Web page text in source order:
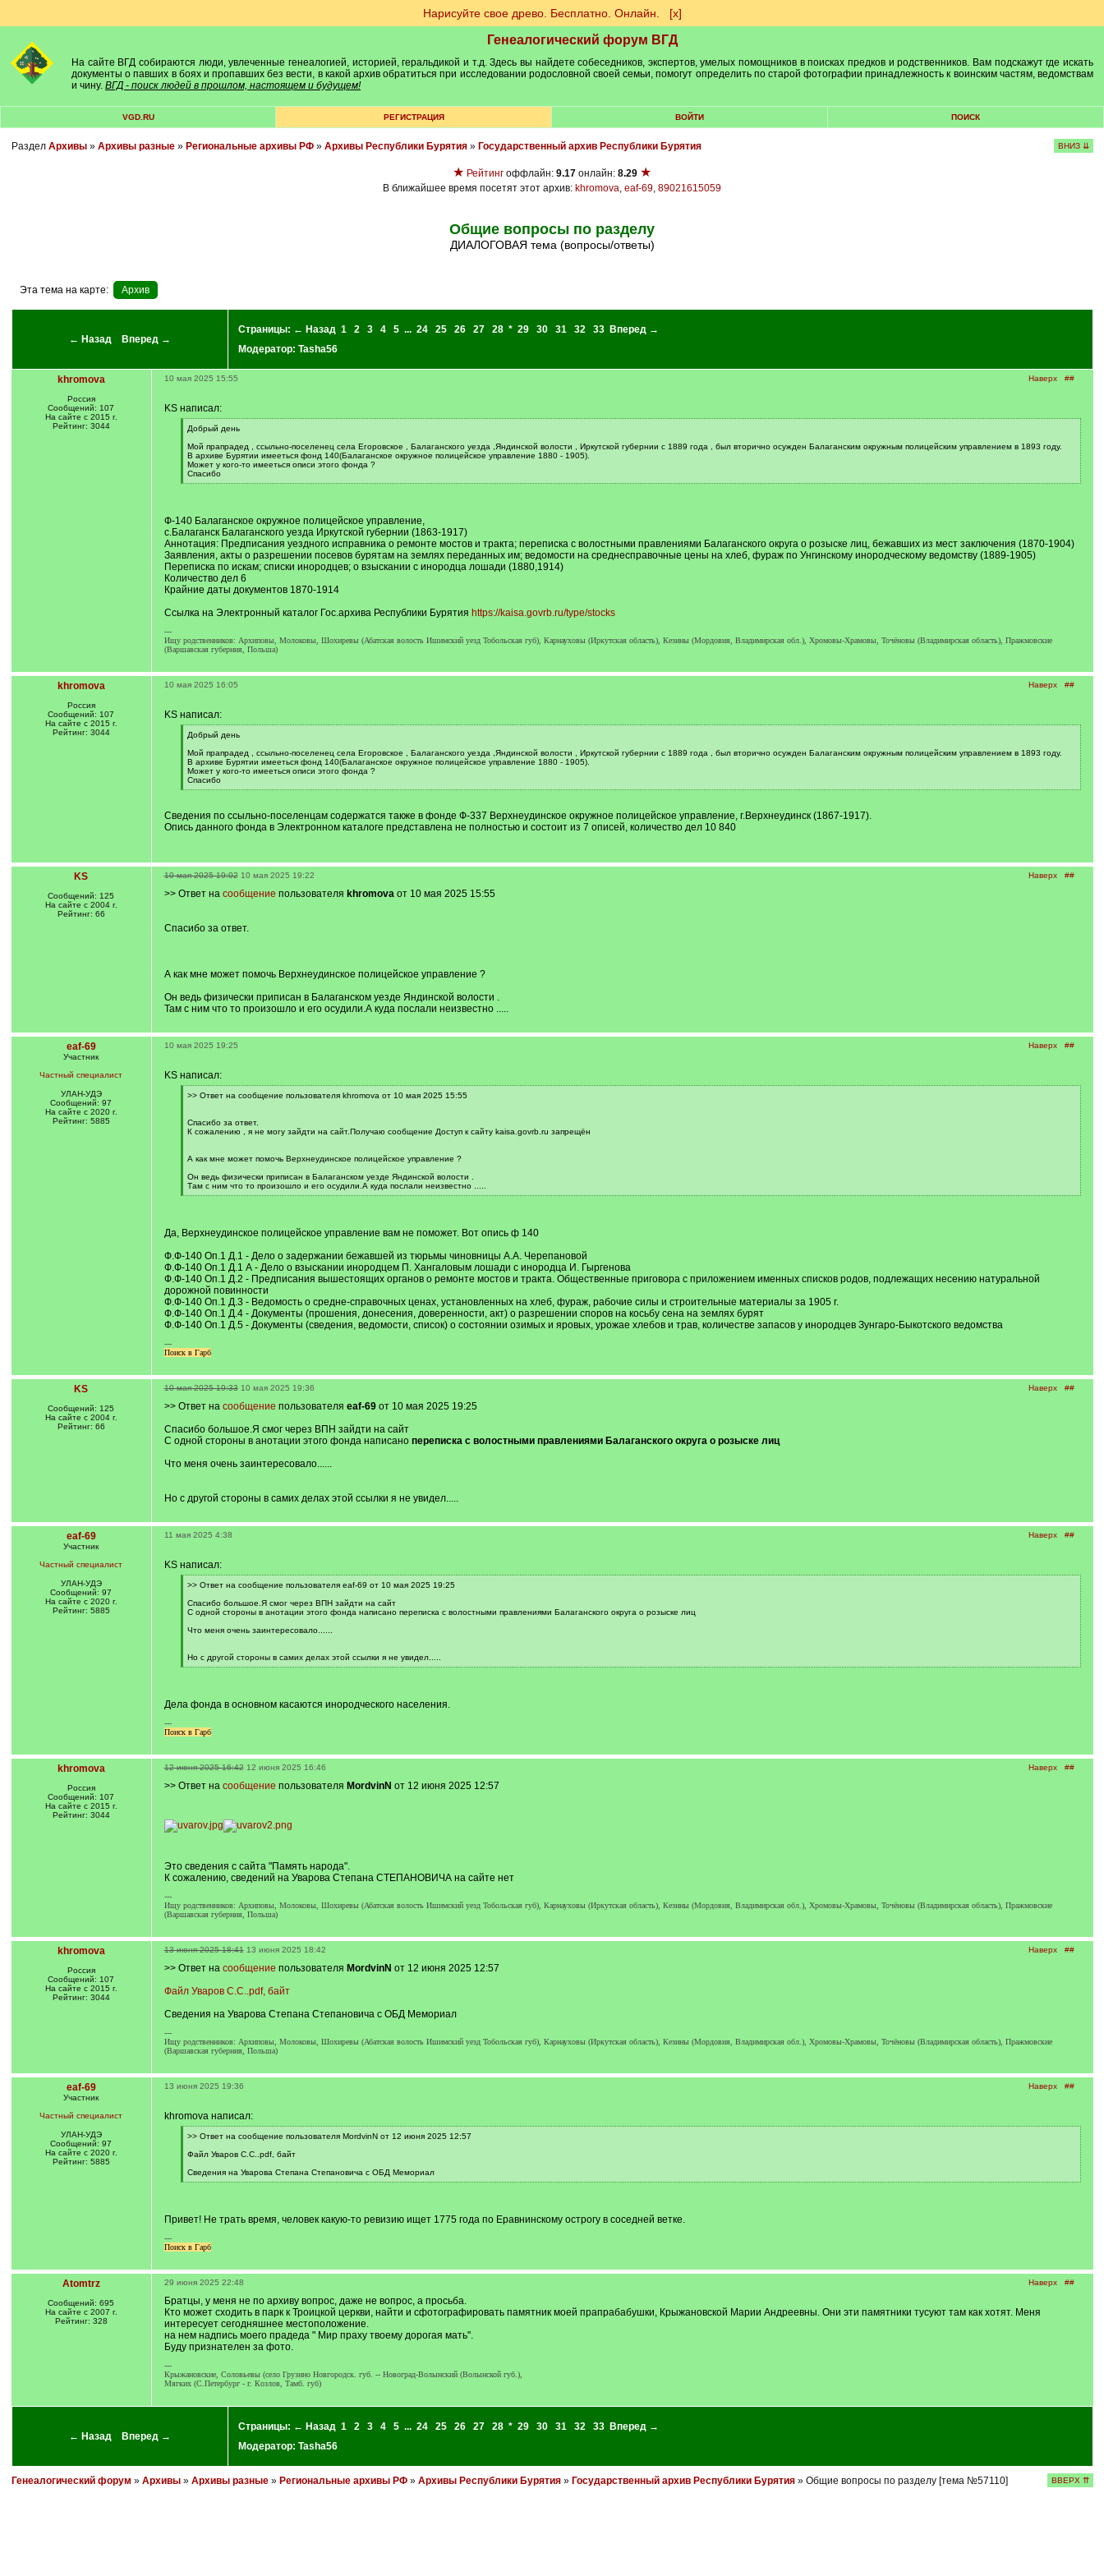
Нарисуйте свое древо. Бесплатно. Онлайн. [х]
Генеалогический форум ВГД
На сайте ВГД собираются люди, увлеченные генеалогией, историей, геральдикой и т.д. Здесь вы найдете собеседников, экспертов, умелых помощников в поисках предков и родственников. Вам подскажут где искать
документы о павших в боях и пропавших без вести, в какой архив обратиться при исследовании родословной своей семьи, помогут определить по старой фотографии принадлежность к воинским частям, ведомствам
и чину. ВГД - поиск людей в прошлом, настоящем и будущем!
VGD.RU РЕГИСТРАЦИЯ ВОЙТИ ПОИСК
Раздел Архивы» Архивы разные» Региональные архивы РФ» Архивы Республики Бурятия» Государственный архив Республики Бурятия ВНИЗ ⇊
★ Рейтинг оффлайн: 9.17 онлайн: 8.29 ★
В ближайшее время посетят этот архив: khromova, eaf-69, 89021615059
Общие вопросы по разделу
ДИАЛОГОВАЯ тема (вопросы/ответы)
Эта тема на карте: Архив
← Назад Вперед →
Страницы: ← Назад 1 2 3 4 5 ... 24 25 26 27 28 * 29 30 31 32 33
Вперед →
Модератор: Tasha56
khromova
Россия
Сообщений: 107
На сайте с 2015 г.
Рейтинг: 3044
Наверх ##
10 мая 2025 15:55
KS написал:
[
]
Добрый день
Мой прапрадед , ссыльно-поселенец села Егоровское , Балаганского уезда ,Яндинской волости , Иркутской губернии с 1889 года , был вторично осужден Балаганским окружным полицейским управлением в 1893 году.
В архиве Бурятии имееться фонд 140(Балаганское окружное полицейское управление 1880 - 1905).
Может у кого-то имееться описи этого фонда ?
Спасибо
[
Ф-140 Балаганское окружное полицейское управление,
с.Балаганск Балаганского уезда Иркутской губернии (1863-1917)
Аннотация: Предписания уездного исправника о ремонте мостов и тракта; переписка с волостными правлениями Балаганского округа о розыске лиц, бежавших из мест заключения (1870-1904)
Заявления, акты о разрешении посевов бурятам на землях переданных им; ведомости на среднесправочные цены на хлеб, фураж по Унгинскому инородческому ведомству (1889-1905)
Переписка по искам; списки инородцев; о взыскании с инородца лошади (1880,1914)
Количество дел 6
Крайние даты документов 1870-1914
Ссылка на Электронный каталог Гос.архива Республики Бурятия https://kaisa.govrb.ru/type/stocks
---
Ищу родственников: Архиповы, Молоковы, Шохиревы (Абатская волость Ишимский уезд Тобольская губ), Карнауховы (Иркутская область), Кезины (Мордовия, Владимирская обл.), Хромовы-Храмовы, Точёновы (Владимирская область), Пражмовские
(Варшавская губерния, Польша)
khromova
Россия
Сообщений: 107
На сайте с 2015 г.
Рейтинг: 3044
Наверх ##
10 мая 2025 16:05
KS написал:
[
]
Добрый день
Мой прапрадед , ссыльно-поселенец села Егоровское , Балаганского уезда ,Яндинской волости , Иркутской губернии с 1889 года , был вторично осужден Балаганским окружным полицейским управлением в 1893 году.
В архиве Бурятии имееться фонд 140(Балаганское окружное полицейское управление 1880 - 1905).
Может у кого-то имееться описи этого фонда ?
Спасибо
[
]
Сведения по ссыльно-поселенцам содержатся также в фонде Ф-337 Верхнеудинское окружное полицейское управление, г.Верхнеудинск (1867-1917).
Опись данного фонда в Электронном каталоге представлена не полностью и состоит из 7 описей, количество дел 10 840
KS
Сообщений: 125
На сайте с 2004 г.
Рейтинг: 66
Наверх ##
10 мая 2025 19:02 10 мая 2025 19:22
>> Ответ на сообщение пользователя khromovaот 10 мая 2025 15:55
Спасибо за ответ.
А как мне может помочь Верхнеудинское полицейское управление ?
Он ведь физически приписан в Балаганском уезде Яндинской волости .
Там с ним что то произошло и его осудили.А куда послали неизвестно .....
eaf-69
Участник
Частный специалист
УЛАН-УДЭ
Сообщений: 97
На сайте с 2020 г.
Рейтинг: 5885
Наверх ##
10 мая 2025 19:25
KS написал:
[>> Ответ на сообщение пользователя khromova от 10 мая 2025 15:55
Спасибо за ответ.
К сожалению , я не могу зайдти на сайт.Получаю сообщение Доступ к сайту kaisa.govrb.ru запрещён
А как мне может помочь Верхнеудинское полицейское управление ?
Он ведь физически приписан в Балаганском уезде Яндинской волости .
Там с ним что то произошло и его осудили.А куда послали неизвестно .....
[
Да, Верхнеудинское полицейское управление вам не поможет. Вот опись ф 140
Ф.Ф-140 Оп.1 Д.1 - Дело о задержании бежавшей из тюрьмы чиновницы А.А. Черепановой
Ф.Ф-140 Оп.1 Д.1 А - Дело о взыскании инородцем П. Хангаловым лошади с инородца И. Гыргенова
Ф.Ф-140 Оп.1 Д.2 - Предписания вышестоящих органов о ремонте мостов и тракта. Общественные приговора с приложением именных списков родов, подлежащих несению натуральной
дорожной повинности
Ф.Ф-140 Оп.1 Д.3 - Ведомость о средне-справочных ценах, установленных на хлеб, фураж, рабочие силы и строительные материалы за 1905 г.
Ф.Ф-140 Оп.1 Д.4 - Документы (прошения, донесения, доверенности, акт) о разрешении споров на косьбу сена на землях бурят
Ф.Ф-140 Оп.1 Д.5 - Документы (сведения, ведомости, список) о состоянии озимых и яровых, урожае хлебов и трав, количестве запасов у инородцев Зунгаро-Быкотского ведомства
---
Поиск в Гарб
KS
Сообщений: 125
На сайте с 2004 г.
Рейтинг: 66
Наверх ##
10 мая 2025 19:33 10 мая 2025 19:36
>> Ответ на сообщение пользователя eaf-69от 10 мая 2025 19:25
Спасибо большое.Я смог через ВПН зайдти на сайт
С одной стороны в анотации этого фонда написано переписка с волостными правлениями Балаганского округа о розыске лиц
Что меня очень заинтересовало......
Но с другой стороны в самих делах этой ссылки я не увидел.....
eaf-69
Участник
Частный специалист
УЛАН-УДЭ
Сообщений: 97
На сайте с 2020 г.
Рейтинг: 5885
Наверх ##
11 мая 2025 4:38
KS написал:
[
]
>> Ответ на сообщение пользователя eaf-69 от 10 мая 2025 19:25
Спасибо большое.Я смог через ВПН зайдти на сайт
С одной стороны в анотации этого фонда написано переписка с волостными правлениями Балаганского округа о розыске лиц
Что меня очень заинтересовало......
Но с другой стороны в самих делах этой ссылки я не увидел.....
[
Дела фонда в основном касаются инородческого населения.
---
Поиск в Гарб
khromova
Россия
Сообщений: 107
На сайте с 2015 г.
Рейтинг: 3044
Наверх ##
12 июня 2025 16:42 12 июня 2025 16:46
>> Ответ на сообщение пользователя MordvinN от 12 июня 2025 12:57
Это сведения с сайта "Память народа".
К сожалению, сведений на Уварова Степана СТЕПАНОВИЧА на сайте нет
---
Ищу родственников: Архиповы, Молоковы, Шохиревы (Абатская волость Ишимский уезд Тобольская губ), Карнауховы (Иркутская область), Кезины (Мордовия, Владимирская обл.), Хромовы-Храмовы, Точёновы (Владимирская область), Пражмовские
(Варшавская губерния, Польша)
khromova
Россия
Сообщений: 107
На сайте с 2015 г.
Рейтинг: 3044
Наверх ##
13 июня 2025 18:41 13 июня 2025 18:42
>> Ответ на сообщение пользователя MordvinN от 12 июня 2025 12:57
Файл Уваров С.С..pdf, байт
Сведения на Уварова Степана Степановича с ОБД Мемориал
---
Ищу родственников: Архиповы, Молоковы, Шохиревы (Абатская волость Ишимский уезд Тобольская губ), Карнауховы (Иркутская область), Кезины (Мордовия, Владимирская обл.), Хромовы-Храмовы, Точёновы (Владимирская область), Пражмовские
(Варшавская губерния, Польша)
eaf-69
Участник
Частный специалист
УЛАН-УДЭ
Сообщений: 97
На сайте с 2020 г.
Рейтинг: 5885
Наверх ##
13 июня 2025 19:36
khromova написал:
[
]
>> Ответ на сообщение пользователя MordvinN от 12 июня 2025 12:57
Файл Уваров С.С..pdf, байт
Сведения на Уварова Степана Степановича с ОБД Мемориал
[
Привет! Не трать время, человек какую-то ревизию ищет 1775 года по Еравнинскому острогу в соседней ветке.
---
Поиск в Гарб
Atomtrz
Сообщений: 695
На сайте с 2007 г.
Рейтинг: 328
Наверх ##
29 июня 2025 22:48
Братцы, у меня не по архиву вопрос, даже не вопрос, а просьба.
Кто может сходить в парк к Троицкой церкви, найти и сфотографировать памятник моей прапрабабушки, Крыжановской Марии Андреевны. Они эти памятники тусуют там как хотят. Меня
интересует сегодняшнее местоположение.
на нем надпись моего прадеда " Мир праху твоему дорогая мать".
Буду признателен за фото.
---
Крыжановские, Соловьевы (село Грузино Новгородск. губ. -- Новоград-Волынский (Волынской губ.),
Мягких (С.Петербург - г. Козлов, Тамб. губ)
← Назад Вперед →
Страницы: ← Назад 1 2 3 4 5 ... 24 25 26 27 28 * 29 30 31 32 33
Вперед →
Модератор: Tasha56
Генеалогический форум » Архивы» Архивы разные» Региональные архивы РФ» Архивы Республики Бурятия» Государственный архив Республики Бурятия» Общие вопросы по разделу [тема №57110] ВВЕРХ ⇈